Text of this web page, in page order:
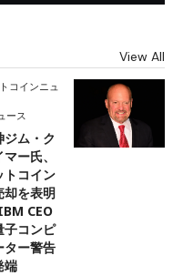
View All
コインニュ
ース
ジム・ク
ー氏、
トコイン
却を表明
CEO
子コンピ
ター警告
端